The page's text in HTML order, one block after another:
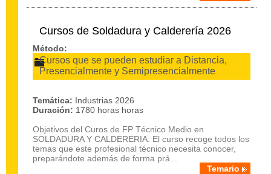
Cursos de Soldadura y Calderería 2026
Método:
Cursos que se pueden estudiar a Distancia,
Presencialmente y Semipresencialmente
Temática: Industrias 2026
Duración: 1780 horas horas
Objetivos del Curos de FP Técnico Medio en
SOLDADURA Y CALDERERIA: El curso recoge todos los
temas que este profesional técnico necesita conocer,
preparándote además de forma prá...
Temario